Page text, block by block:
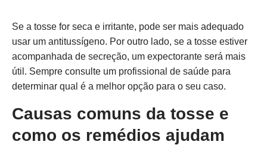
Se a tosse for seca e irritante, pode ser mais adequado
usar um antitussígeno. Por outro lado, se a tosse estiver
acompanhada de secreção, um expectorante será mais
útil. Sempre consulte um profissional de saúde para
determinar qual é a melhor opção para o seu caso.
Causas comuns da tosse e
como os remédios ajudam